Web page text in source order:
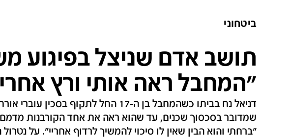
ביטחוני
תושב אדם שניצל בפיגוע
"המחבל ראה אותי ורץ
דניאל נח בביתו כשהמחבל בן ה-17 החל לתקוף
שמדובר בסכסוך שכנים, עד שהוא ראה את אחד הקורבנות
"ברחתי והוא הבין שאין לו סיכוי להמשיך לרדוף אחריי". על